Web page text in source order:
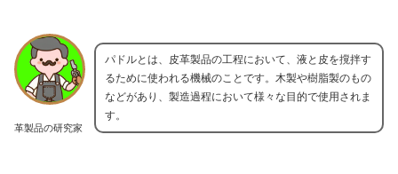
革製品の研究家
パドルとは、皮革製品の工程において、液と皮を撹拌す
るために使われる機械のことです。木製や樹脂製のもの
などがあり、製造過程において様々な目的で使用されま
す。